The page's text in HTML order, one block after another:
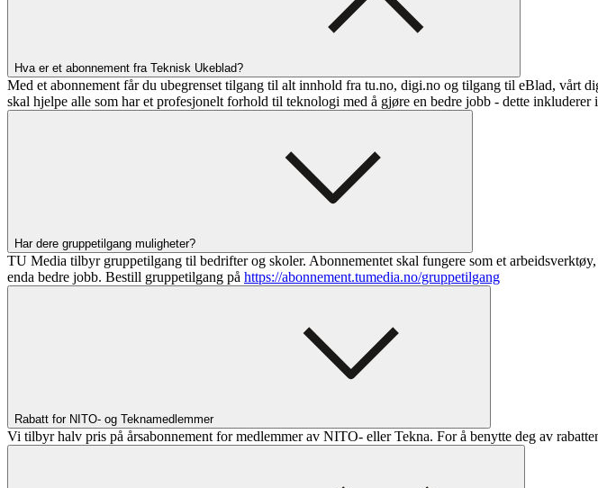
Hva er et abonnement fra Teknisk Ukeblad?
Med et abonnement får du ubegrenset tilgang til alt innhold fra tu.no, digi.no og tilgang til eBlad, vårt
skal hjelpe alle som har et profesjonelt forhold til teknologi med å gjøre en bedre jobb - dette
Har dere gruppetilgang muligheter?
TU Media tilbyr gruppetilgang til bedrifter og skoler. Abonnementet skal fungere som et
enda bedre jobb. Bestill gruppetilgang på https://abonnement.tumedia.no/gruppetilgang
Rabatt for NITO- og Teknamedlemmer
Vi tilbyr halv pris på årsabonnement for medlemmer av NITO- eller Tekna. For å benytte deg av